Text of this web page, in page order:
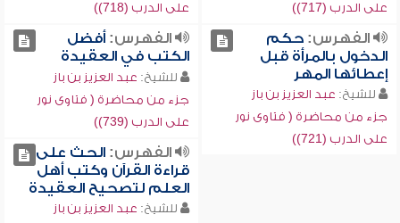
على الدرب (717))
على الدرب (718))
الفهرس:حكم
الدخول بالمرأة قبل
إعطائها المهر
للشيخ: عبد العزيز بن باز
جزء من محاضرة ( فتاوى نور
على الدرب (721))
الفهرس:أفضل
الكتب في العقيدة
للشيخ: عبد العزيز بن باز
جزء من محاضرة ( فتاوى نور
على الدرب (739))
الفهرس:الحث على
قراءة القرآن وكتب أهل
العلم لتصحيح العقيدة
للشيخ: عبد العزيز بن باز